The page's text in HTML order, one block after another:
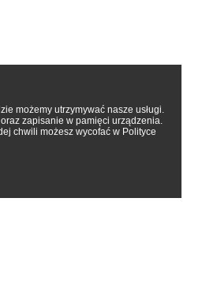
możemy utrzymywać nasze usługi.
zapisanie w pamięci urządzenia.
chwili możesz wycofać w Polityce